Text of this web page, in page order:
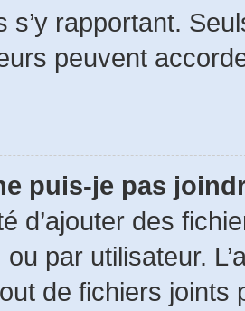
s’y rapportant.
peuvent
puis-je pas
d’ajouter des
par utilisateur.
de fichiers